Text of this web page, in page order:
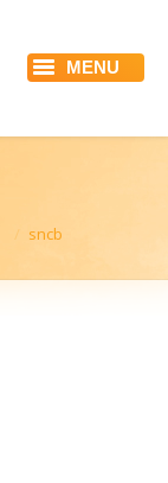
MENU
sncb